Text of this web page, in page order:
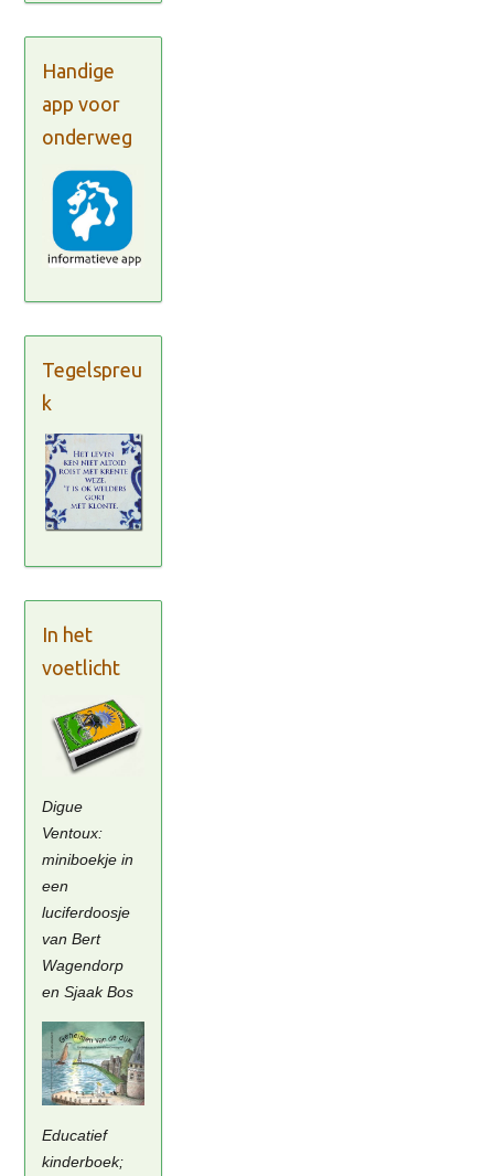
Handige
app voor
onderweg
Tegelspreu
k
In het
voetlicht
Digue
Ventoux:
miniboekje in
een
luciferdoosje
van Bert
Wagendorp
en Sjaak Bos
Educatief
kinderboek;